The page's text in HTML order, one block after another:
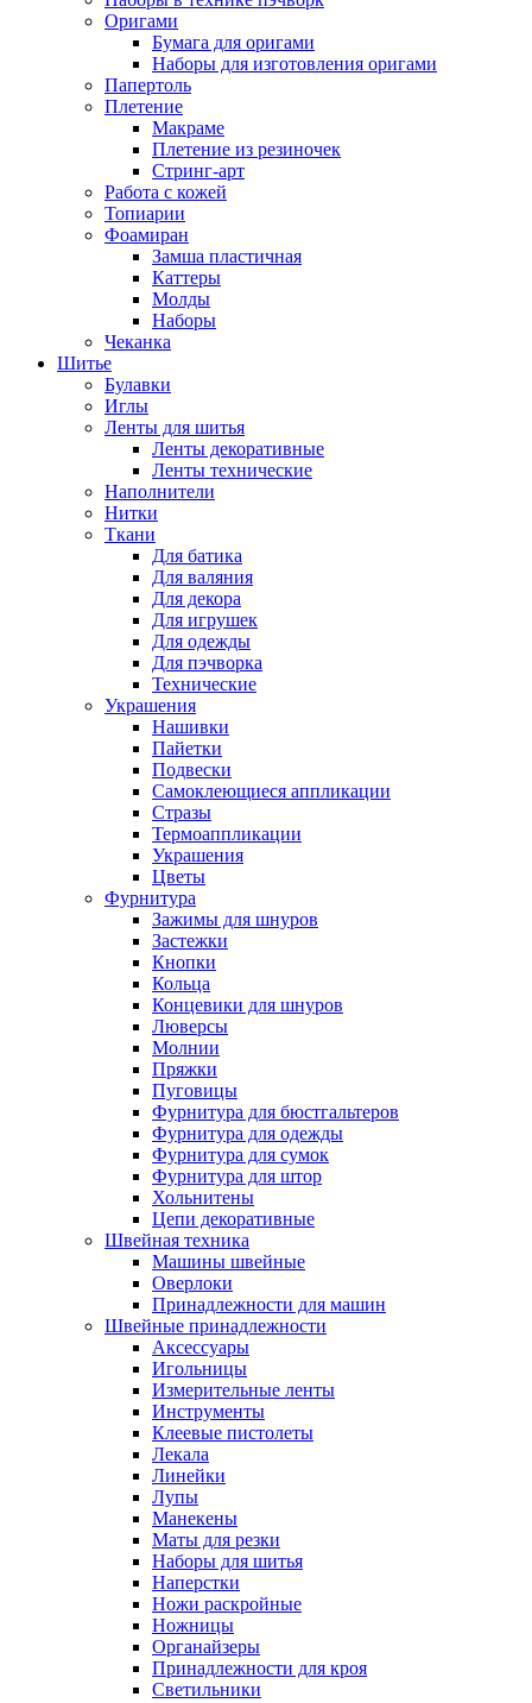
Оригами
Бумага для оригами
Наборы для изготовления оригами
Папертоль
Плетение
Макраме
Плетение из резиночек
Стринг-арт
Работа с кожей
Топиарии
Фоамиран
Замша пластичная
Каттеры
Молды
Наборы
Чеканка
Шитье
Булавки
Иглы
Ленты для шитья
Ленты декоративные
Ленты технические
Наполнители
Нитки
Ткани
Для батика
Для валяния
Для декора
Для игрушек
Для одежды
Для пэчворка
Технические
Украшения
Нашивки
Пайетки
Подвески
Самоклеющиеся аппликации
Стразы
Термоаппликации
Украшения
Цветы
Фурнитура
Зажимы для шнуров
Застежки
Кнопки
Кольца
Концевики для шнуров
Люверсы
Молнии
Пряжки
Пуговицы
Фурнитура для бюстгальтеров
Фурнитура для одежды
Фурнитура для сумок
Фурнитура для штор
Хольнитены
Цепи декоративные
Швейная техника
Машины швейные
Оверлоки
Принадлежности для машин
Швейные принадлежности
Аксессуары
Игольницы
Измерительные ленты
Инструменты
Клеевые пистолеты
Лекала
Линейки
Лупы
Манекены
Маты для резки
Наборы для шитья
Наперстки
Ножи раскройные
Ножницы
Органайзеры
Принадлежности для кроя
Светильники